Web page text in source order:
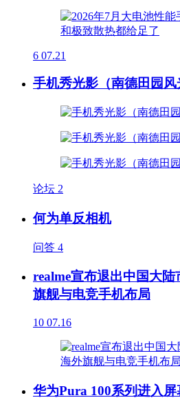
6 07.21
手机秀光影（南德田园风
论坛 2
何为单反相机
问答 4
realme宣布退出中国大
旗舰与电竞手机布局
10 07.16
华为Pura 100系列进入